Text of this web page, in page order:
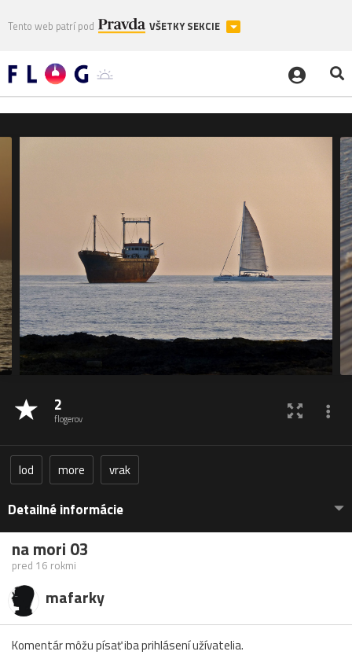
Tento web patrí pod VŠETKY SEKCIE
2
flogerov
lod more vrak
Detailné informácie
na mori 03
pred 16 rokmi
mafarky
Komentár môžu písať iba prihlásení užívatelia.